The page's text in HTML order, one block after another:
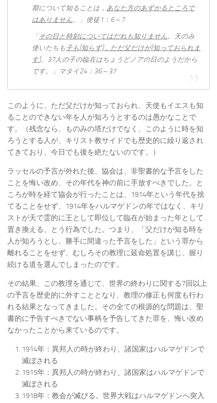
期について知ることは， あなた方のあずかるところで
はありません。」使徒1：6～7
「その日と時刻についてはだれも知りません。天のみ
使いたちも子も[知らず]，ただ父だけが[知っておられま
す]。37人の子の臨在はちょうどノアの日のようだから
です。」マタイ24：36～37
このように、ただ父だけが知っておられ、天使もイエスも知
ることのできない年を人が知ろうとするのは愚かなことで
す。（残念なら、ものみの塔だけでなく、このように時を知
ろうとする人が、キリスト教サイドでも歴史的に繰り返され
てきており、今日でも後を絶たないのです。）
ラッセルの予言が外れた後、協会は、非聖書的な予言をした
ことを悔い改め、その年代を神の前に手放すべきでした。と
ころが時を経て協会が行ったことは、1914年という年代を捨
てることをせず、1914年をハルマゲドンの年ではなく、キリ
ストが天で霊的に王として即位して臨在が始まった年として
置き換える、とう行為でした。つまり、「父だけが知る時を
人が知ろうとし、勝手に間違った予言をした」という罪から
離れることをせず、むしろその教理に延命処置を講じ、握り
続ける道を選んでしまったのです。
その結果、この教理を通じて、世界の終わりに関する7回以上
の予言を歴史的に外すこととなり、教理の修正も何度も行わ
れる結果となってきました。その全ての根源的な問題は、聖
書的に予告すべきでない事柄を予告してきた罪を、悔い改め
なかったことから来ているのです。
1914年：異邦人の時が終わり、諸国家はハルマゲドンで
滅ぼされる
1915年：異邦人の時が終わり、諸国家はハルマゲドンで
滅ぼされる
1918年：教会が滅びる。世界大戦はハルマゲドンへ突入